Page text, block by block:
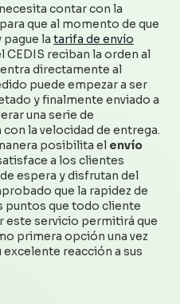
contar con la
que al momento de que
la tarifa de envío
CEDIS reciban la orden al
directamente al
puede empezar a ser
y finalmente enviado a
una serie de
la velocidad de entrega.
posibilita el envío
a los clientes
espera y disfrutan del
que la rapidez de
puntos que todo cliente
este servicio permitirá que
primera opción una vez
reacción a sus